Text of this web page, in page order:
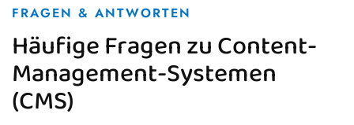
FRAGEN & ANTWORTEN
Häufige Fragen zu Content-
Management-Systemen
(CMS)